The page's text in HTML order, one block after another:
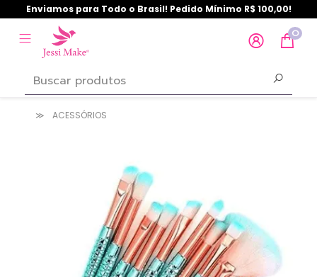
Enviamos para Todo o Brasil! Pedido Mínimo R$ 100,00!
0
ACESSÓRIOS